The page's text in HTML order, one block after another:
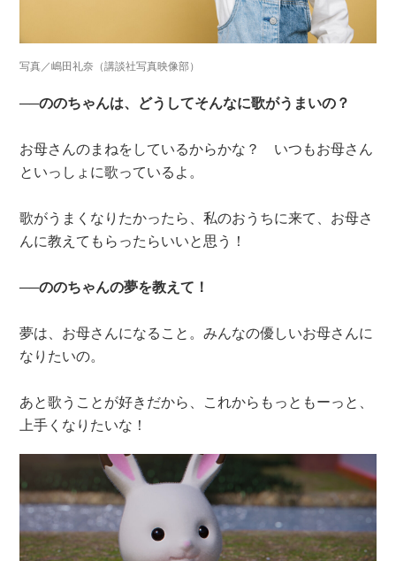
写真／嶋田礼奈（講談社写真映像部）
──ののちゃんは、どうしてそんなに歌がうまいの？
お母さんのまねをしているからかな？ いつもお母さん
といっしょに歌っているよ。
歌がうまくなりたかったら、私のおうちに来て、お母さ
んに教えてもらったらいいと思う！
──ののちゃんの夢を教えて！
夢は、お母さんになること。みんなの優しいお母さんに
なりたいの。
あと歌うことが好きだから、これからもっともーっと、
上手くなりたいな！